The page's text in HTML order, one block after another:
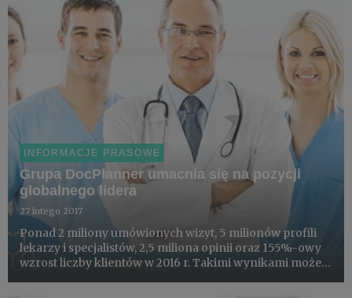
INFORMACJE PRASOWE
Grupa DocPlanner umacnia się na pozycji
globalnego lidera
27 lutego 2017
Ponad 2 miliony umówionych wizyt, 5 milionów profili
lekarzy i specjalistów, 2,5 miliona opinii oraz 155%-owy
wzrost liczby klientów w 2016 r. Takimi wynikami może